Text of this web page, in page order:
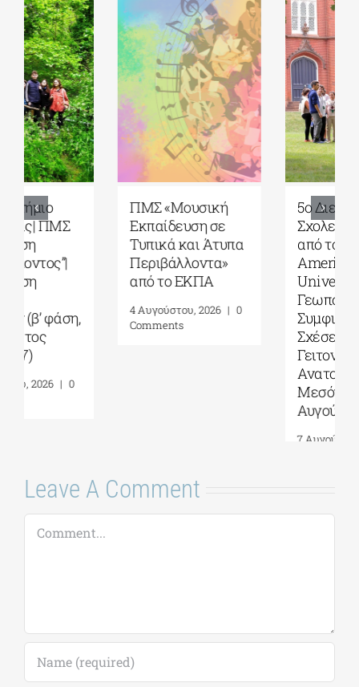
5ο Διεθνές Θερινό
Σχολείο Καβάλας
από το Αnatolia
American
Συμφιλίωση και
Σχέσεις Καλής
Μεσόγειο| 24 – 28
Πανεπιστήμιο
Αιγαίου| Τμήμα
Ωκεανογραφίας
και Θαλασσίων
Βιοεπιστημών|
Μεταπτυχιακών
Σπουδών (ΠΜΣ)
«Ολοκληρωμένη
18/09)
Leave A Comment
Comment